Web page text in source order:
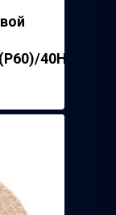
40H(P40),